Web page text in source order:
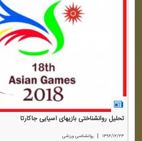
تحلیل روانشناختی بازیهای آسیایی جاكارتا
۱۳۹۶/۱۲/۲۳ | روانشناسی ورزشی